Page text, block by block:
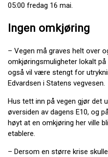
05:00 fredag 16 mai.
Ingen omkjøring
– Vegen må graves helt over
omkjøringsmuligheter lokalt
også vil være stengt for
Edvardsen i Statens vegvesen.
Hus tett inn på vegen gjør det
øversiden av dagens E10, og
høyt at en omkjøring her ville
etablere.
– Dersom en større krise